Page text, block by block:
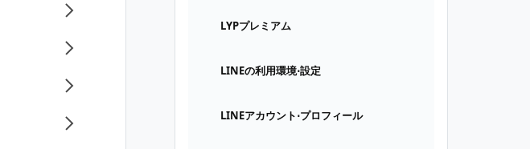
LYPプレミアム
LINEの利用環境⋅設定
LINEアカウント⋅プロフィール